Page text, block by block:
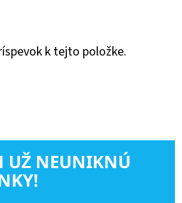
k tejto položke.
UŽ NEUNIKNÚ